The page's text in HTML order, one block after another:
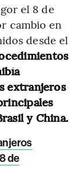
el 8 de
cambio en
desde el
extranjeros
y China.
de